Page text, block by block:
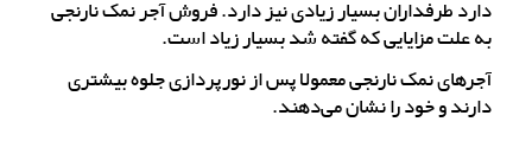
دارد طرفداران بسیار زیادی نیز دارد. فروش آجر نمک نارنجی
به علت مزایایی که گفته شد بسیار زیاد است.
آجرهای نمک نارنجی معمولا پس از نورپردازی جلوه بیشتری
دارند و خود را نشان می‌دهند.